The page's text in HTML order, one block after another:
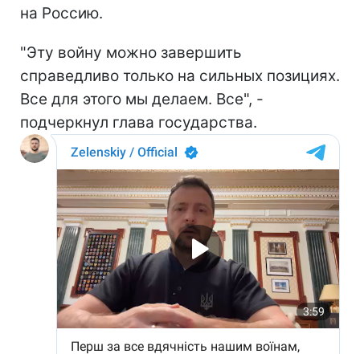
на Россию.
"Эту войну можно завершить
справедливо только на сильных позициях.
Все для этого мы делаем. Все", -
подчеркнул глава государства.